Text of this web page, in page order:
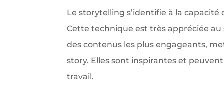
Le storytelling s’identifie à la
Cette technique est très appréciée au
des contenus les plus engageants,
story. Elles sont inspirantes et
travail.